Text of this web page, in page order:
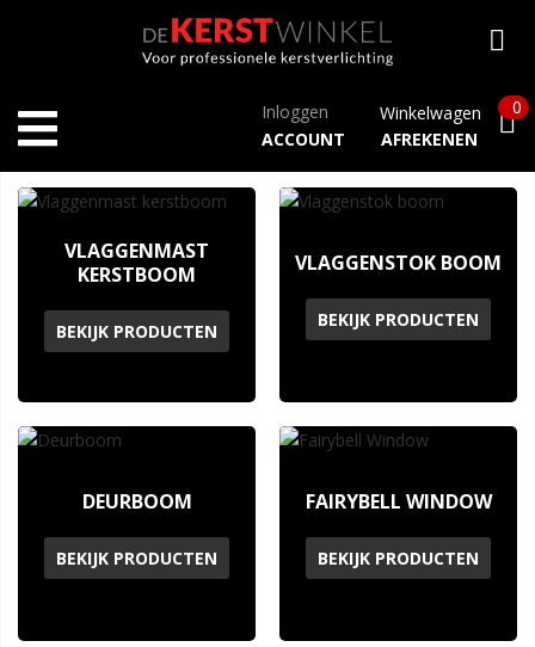
Inloggen
ACCOUNT
Winkelwagen
AFREKENEN
0
Home Fairybell
VLAGGENMAST
KERSTBOOM
BEKIJK PRODUCTEN
VLAGGENSTOK BOOM
BEKIJK PRODUCTEN
DEURBOOM
BEKIJK PRODUCTEN
FAIRYBELL WINDOW
BEKIJK PRODUCTEN